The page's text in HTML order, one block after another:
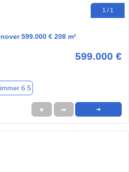
1 / 1
599.000 € 208 m²
599.000 €
6.5
★ ➦ ➜